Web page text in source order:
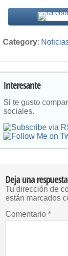
Category:
Interesante
Si te gusto
sociales.
Deja una respuesta
Tu dirección de
están marcados
Comentario *